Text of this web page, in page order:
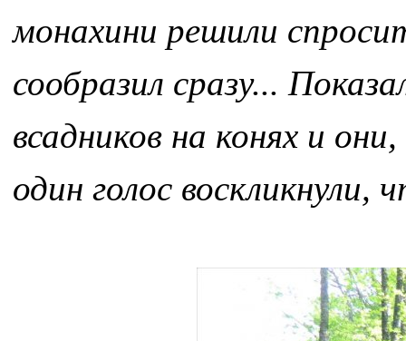
монахини решили
сообразил сразу...
всадников на конях и
один голос воскликнули,